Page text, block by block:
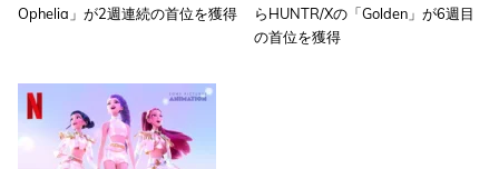
Ophelia」が2週連続の首位を獲得
らHUNTR/Xの「Golden」が6週目
の首位を獲得